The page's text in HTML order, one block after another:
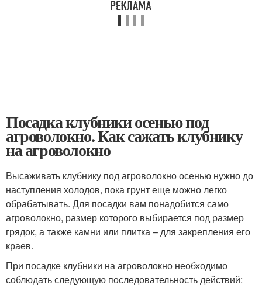
Посадка клубники осенью под
агроволокно. Как сажать клубнику
на агроволокно
Высаживать клубнику под агроволокно осенью нужно до
наступления холодов, пока грунт еще можно легко
обрабатывать. Для посадки вам понадобится само
агроволокно, размер которого выбирается под размер
грядок, а также камни или плитка – для закрепления его
краев.
При посадке клубники на агроволокно необходимо
соблюдать следующую последовательность действий: